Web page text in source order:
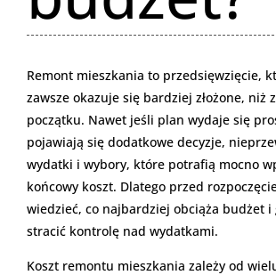
Remont mieszkania to przedsięwzięcie,
zawsze okazuje się bardziej złożone, niż
początku. Nawet jeśli plan wydaje się
pojawiają się dodatkowe decyzje,
wydatki i wybory, które potrafią mocno
końcowy koszt. Dlatego przed
wiedzieć, co najbardziej obciąża budżet i
stracić kontrolę nad wydatkami.
Koszt remontu mieszkania zależy od